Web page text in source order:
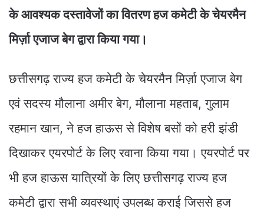
के आवश्यक दस्तावेजों का वितरण हज कमेटी के चेयरमैन
मिर्ज़ा एजाज बेग द्वारा किया गया।
छत्तीसगढ़ राज्य हज कमेटी के चेयरमैन मिर्ज़ा एजाज बेग
एवं सदस्य मौलाना अमीर बेग, मौलाना महताब, गुलाम
रहमान खान, ने हज हाऊस से विशेष बसों को हरी झंडी
दिखाकर एयरपोर्ट के लिए रवाना किया गया। एयरपोर्ट पर
भी हज हाऊस यात्रियों के लिए छत्तीसगढ़ राज्य हज
कमेटी द्वारा सभी व्यवस्थाएं उपलब्ध कराई जिससे हज